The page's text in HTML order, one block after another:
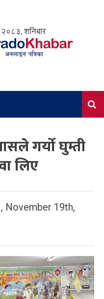
शनिबार
गर्यो घुम्ती
लिए
, November 19th,